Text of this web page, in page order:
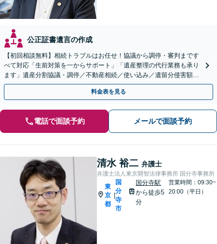
公正証書遺言の作成
【初回相談無料】相続トラブルはお任せ！協議から調停・審判まです
べて対応「生前対策を一からサポート」「遺産整理の代行業務も承り
ます」遺産分割協議・調停／不動産相続／使い込み／遺留分侵害額請
求／相続放棄【完全個室】【国分寺駅3分】
料金表を見る
電話で面談予約 メールで面談予約
清水 裕二 弁護士
弁護士法人東京開智法律事務所 国分寺事務所
東
京
都
|
国
分
寺
市
国分寺駅
から徒歩5
分
営業時間：09:30~
20:00（平日）